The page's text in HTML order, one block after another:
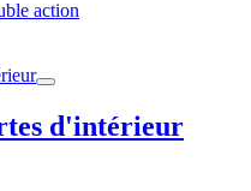
action
d'intérieur